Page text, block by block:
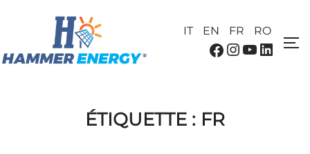
IT EN FR RO
ÉTIQUETTE : FR